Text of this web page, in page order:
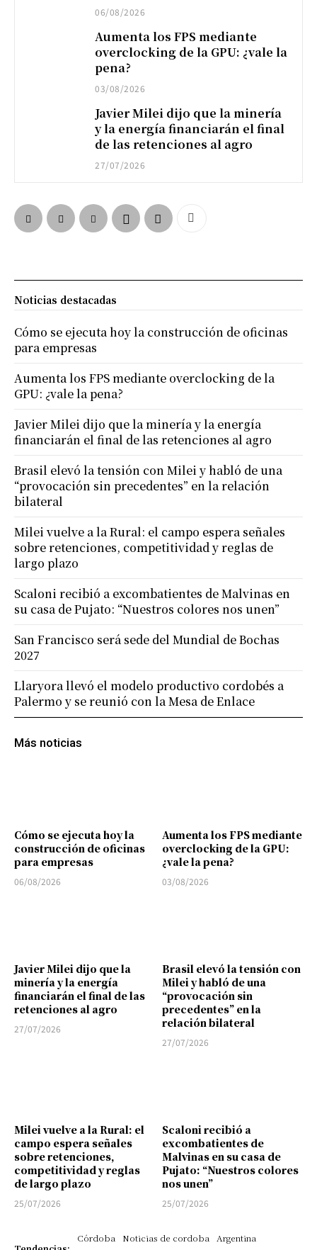
06/08/2026
Aumenta los FPS mediante
overclocking de la GPU: ¿vale la
pena?
03/08/2026
Javier Milei dijo que la minería
y la energía financiarán el final
de las retenciones al agro
27/07/2026
Más noticias
Cómo se ejecuta hoy la
construcción de oficinas
para empresas
06/08/2026
Aumenta los FPS mediante
overclocking de la GPU:
¿vale la pena?
03/08/2026
Javier Milei dijo que la
minería y la energía
financiarán el final de las
retenciones al agro
27/07/2026
Brasil elevó la tensión con
Milei y habló de una
“provocación sin
precedentes” en la
relación bilateral
27/07/2026
Milei vuelve a la Rural: el
campo espera señales
sobre retenciones,
competitividad y reglas
de largo plazo
25/07/2026
Scaloni recibió a
excombatientes de
Malvinas en su casa de
Pujato: “Nuestros colores
nos unen”
25/07/2026
Córdoba Noticias de cordoba Argentina
Noticias destacadas
Cómo se ejecuta hoy la construcción de oficinas
para empresas
Aumenta los FPS mediante overclocking de la
GPU: ¿vale la pena?
Javier Milei dijo que la minería y la energía
financiarán el final de las retenciones al agro
Brasil elevó la tensión con Milei y habló de una
“provocación sin precedentes” en la relación
bilateral
Milei vuelve a la Rural: el campo espera señales
sobre retenciones, competitividad y reglas de
largo plazo
Scaloni recibió a excombatientes de Malvinas en
su casa de Pujato: “Nuestros colores nos unen”
San Francisco será sede del Mundial de Bochas
2027
Llaryora llevó el modelo productivo cordobés a
Palermo y se reunió con la Mesa de Enlace